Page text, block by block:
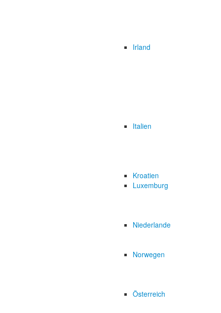
Irland
Italien
Kroatien
Luxemburg
Niederlande
Norwegen
Österreich